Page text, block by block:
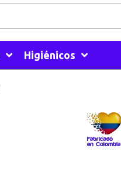
Higiénicos